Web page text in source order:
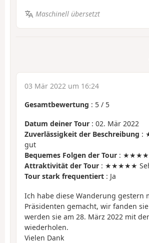
Maschinell übersetzt
03 Mär 2022 um 16:24
Gesamtbewertung : 5 / 5
Datum deiner Tour : 02. Mär 2022
Zuverlässigkeit der Beschreibung :
gut
Bequemes Folgen der Tour :
Attraktivität der Tour : ★★★★★
Tour stark frequentiert : Ja
Ich habe diese Wanderung gestern
Präsidenten gemacht, wir fanden
werden sie am 28. März 2022 mit
wiederholen.
Vielen Dank